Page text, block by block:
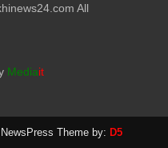
All
Mediait
NewsPress Theme by: D5